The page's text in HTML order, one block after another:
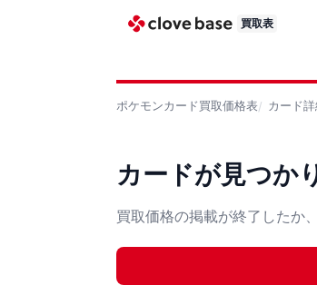
買取表
ポケモンカード買取価格表 カード
カードが見つか
買取価格の掲載が終了したか